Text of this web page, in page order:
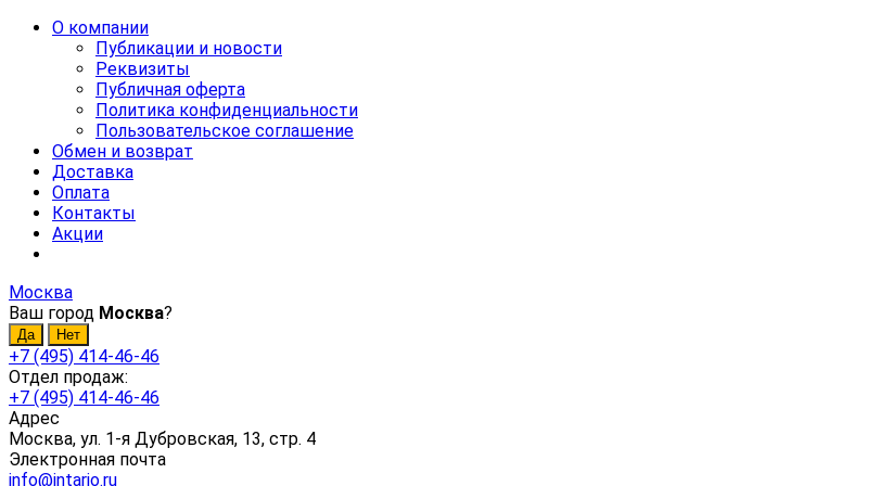
О компании
Публикации и новости
Реквизиты
Публичная оферта
Политика конфиденциальности
Пользовательское соглашение
Обмен и возврат
Доставка
Оплата
Контакты
Акции
Москва
Ваш город Москва?
+7 (495) 414-46-46
Отдел продаж:
+7 (495) 414-46-46
Адрес
Москва, ул. 1-я Дубровская, 13, стр. 4
Электронная почта
info@intario.ru